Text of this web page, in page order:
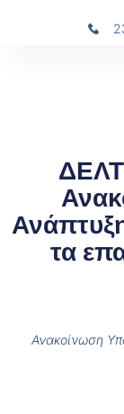
τα
Ανακοίνωση